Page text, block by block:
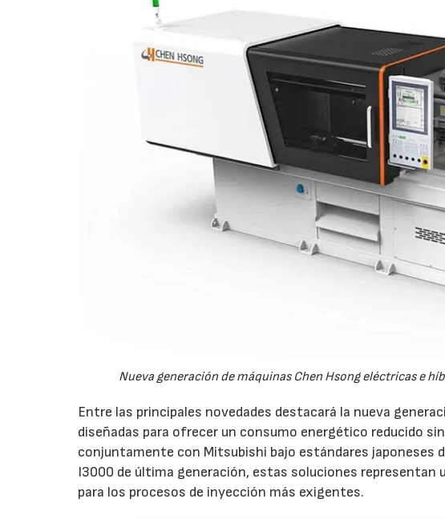
Nueva generación de máquinas Chen Hsong eléctricas e
Entre las principales novedades destacará la nueva
diseñadas para ofrecer un consumo energético reducido
conjuntamente con Mitsubishi bajo estándares japoneses
I3000 de última generación, estas soluciones representan
para los procesos de inyección más exigentes.